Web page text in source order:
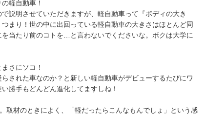
軽自動車！
説明させていただきますが、軽自動車って『ボディの大き
まり！世の中に出回っている軽自動車の大きさはほとんど同
当たり前のコトを…と言わないでくださいな。ボクは大学に
さにソコ！
された車なのか？と新しい軽自動車がデビューするたびにワ
勝手もどんどん進化してますしね！
取材のときによく、「軽だったらこんなもんでしょ」という感